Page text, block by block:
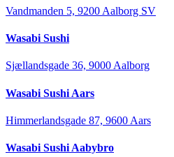
Vandmanden 5, 9200 Aalborg SV
Wasabi Sushi
Sjællandsgade 36, 9000 Aalborg
Wasabi Sushi Aars
Himmerlandsgade 87, 9600 Aars
Wasabi Sushi Aabybro